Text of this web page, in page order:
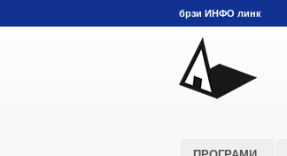
брзи ИНФО линк